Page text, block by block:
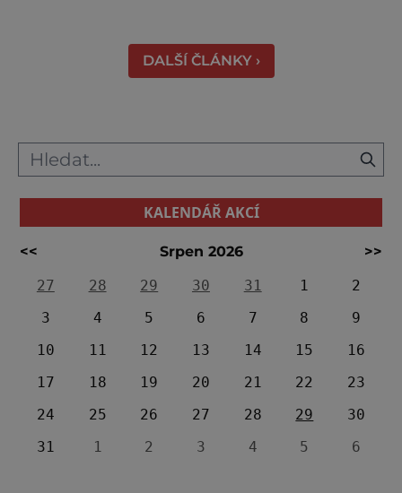
práci tehdejších horníků. [gallery
ids="91631,91630,91632,91633,91634,91635,9
DALŠÍ ČLÁNKY ›
KALENDÁŘ AKCÍ
<< Srpen 2026
>>
27
28 29 30 31 1
2
3
4 5 6 7 8
9
10
11 12 13 14 15
16
17
18 19 20 21 22
23
24
25 26 27 28 29
30
31
1 2 3 4 5 6